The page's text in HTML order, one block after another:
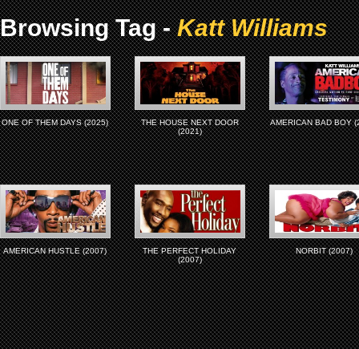
Browsing Tag -Katt Williams
ONE OF THEM DAYS (2025)
THE HOUSE NEXT DOOR
(2021)
AMERICAN BAD BOY
AMERICAN HUSTLE (2007)
THE PERFECT HOLIDAY
(2007)
NORBIT (2007)